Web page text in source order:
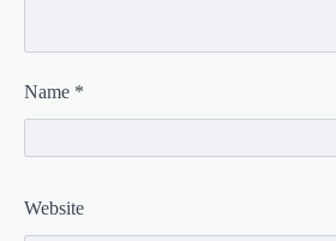
Name *
Website